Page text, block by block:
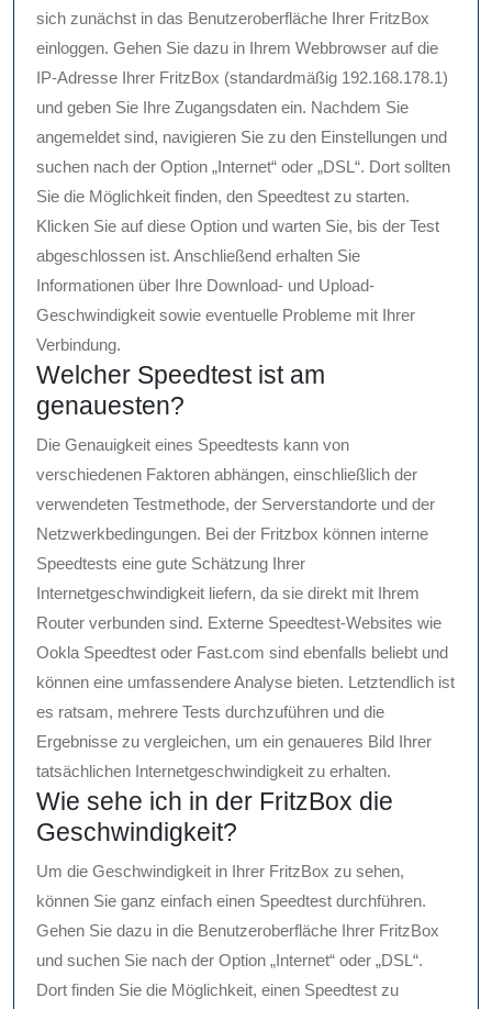
sich zunächst in das Benutzeroberfläche Ihrer FritzBox
einloggen. Gehen Sie dazu in Ihrem Webbrowser auf die
IP-Adresse Ihrer FritzBox (standardmäßig 192.168.178.1)
und geben Sie Ihre Zugangsdaten ein. Nachdem Sie
angemeldet sind, navigieren Sie zu den Einstellungen und
suchen nach der Option „Internet“ oder „DSL“. Dort sollten
Sie die Möglichkeit finden, den Speedtest zu starten.
Klicken Sie auf diese Option und warten Sie, bis der Test
abgeschlossen ist. Anschließend erhalten Sie
Informationen über Ihre Download- und Upload-
Geschwindigkeit sowie eventuelle Probleme mit Ihrer
Verbindung.
Welcher Speedtest ist am
genauesten?
Die Genauigkeit eines Speedtests kann von
verschiedenen Faktoren abhängen, einschließlich der
verwendeten Testmethode, der Serverstandorte und der
Netzwerkbedingungen. Bei der Fritzbox können interne
Speedtests eine gute Schätzung Ihrer
Internetgeschwindigkeit liefern, da sie direkt mit Ihrem
Router verbunden sind. Externe Speedtest-Websites wie
Ookla Speedtest oder Fast.com sind ebenfalls beliebt und
können eine umfassendere Analyse bieten. Letztendlich ist
es ratsam, mehrere Tests durchzuführen und die
Ergebnisse zu vergleichen, um ein genaueres Bild Ihrer
tatsächlichen Internetgeschwindigkeit zu erhalten.
Wie sehe ich in der FritzBox die
Geschwindigkeit?
Um die Geschwindigkeit in Ihrer FritzBox zu sehen,
können Sie ganz einfach einen Speedtest durchführen.
Gehen Sie dazu in die Benutzeroberfläche Ihrer FritzBox
und suchen Sie nach der Option „Internet“ oder „DSL“.
Dort finden Sie die Möglichkeit, einen Speedtest zu